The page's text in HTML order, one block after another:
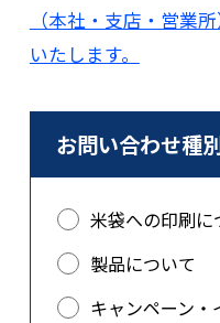
（本社・支店・営業
いたします。
お問い合わせ種
米袋への印刷に
製品について
キャンペーン・